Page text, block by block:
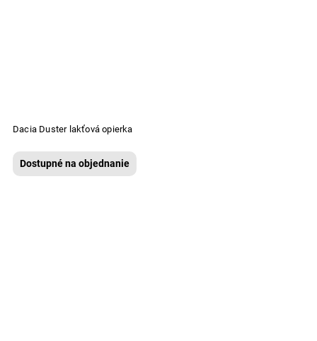
Dacia Duster lakťová opierka
Dostupné na objednanie